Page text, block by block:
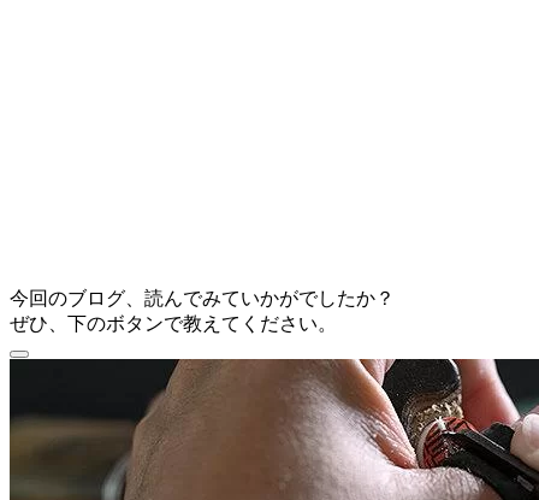
今回のブログ、読んでみていかがでしたか？
ぜひ、下のボタンで教えてください。